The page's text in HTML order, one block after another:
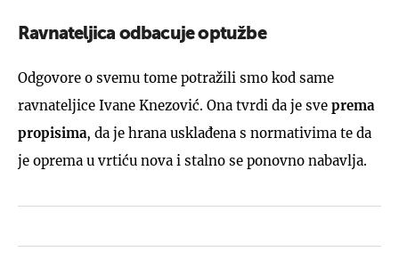
Ravnateljica odbacuje optužbe
Odgovore o svemu tome potražili smo kod same
ravnateljice Ivane Knezović. Ona tvrdi da je sve prema
propisima, da je hrana usklađena s normativima te da
je oprema u vrtiću nova i stalno se ponovno nabavlja.